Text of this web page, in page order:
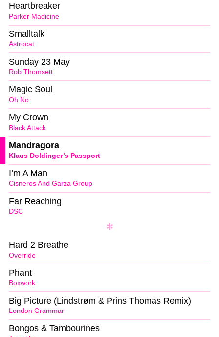
Parker Madicine
Heartbreaker
Astrocat
Smalltalk
Rob Thomsett
Sunday 23 May
Oh No
Magic Soul
Black Attack
My Crown
Klaus Doldinger’s Passport
Mandragora
Cisneros And Garza Group
I’m A Man
DSC
Far Reaching
Override
Hard 2 Breathe
Boxwork
Phant
London Grammar
Big Picture (Lindstrøm & Prins Thomas Remix)
Bongos & Tambourines